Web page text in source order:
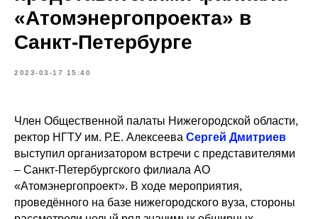
«Атомэнергопроекта» в
Санкт-Петербурге
2023-03-17 15:40
Член Общественной палаты Нижегородской области,
ректор НГТУ им. Р.Е. Алексеева Сергей Дмитриев
выступил организатором встречи с представителями
– Санкт-Петербургского филиала АО
«Атомэнергопроект». В ходе мероприятия,
проведённого на базе нижегородского вуза, стороны